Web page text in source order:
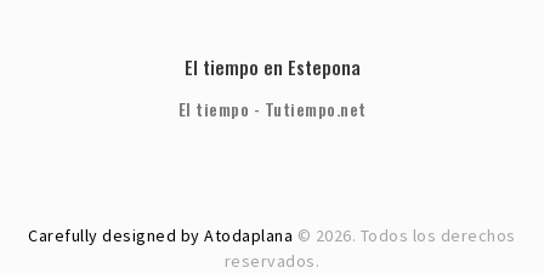
El tiempo en Estepona
El tiempo - Tutiempo.net
Carefully designed by Atodaplana © 2026. Todos los derechos
reservados.